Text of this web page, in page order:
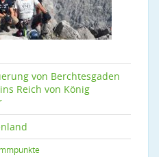
von Berchtesgaden
Reich von König